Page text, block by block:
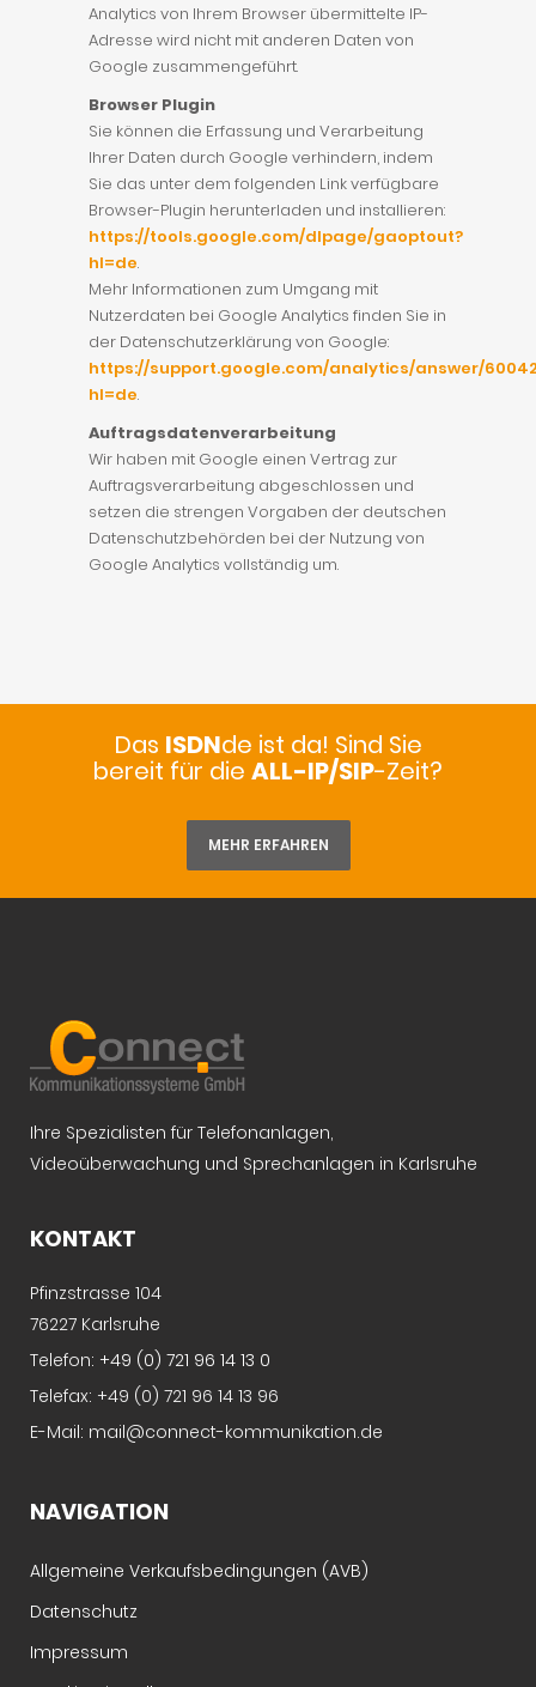
Analytics von Ihrem Browser übermittelte IP-
Adresse wird nicht mit anderen Daten von
Google zusammengeführt.
Browser Plugin
Sie können die Erfassung und Verarbeitung
Ihrer Daten durch Google verhindern, indem
Sie das unter dem folgenden Link verfügbare
Browser-Plugin herunterladen und installieren:
https://tools.google.com/dlpage/gaoptout?
hl=de.
Mehr Informationen zum Umgang mit
Nutzerdaten bei Google Analytics finden Sie in
der Datenschutzerklärung von Google:
https://support.google.com/analytics/answer/
hl=de.
Auftragsdatenverarbeitung
Wir haben mit Google einen Vertrag zur
Auftragsverarbeitung abgeschlossen und
setzen die strengen Vorgaben der deutschen
Datenschutzbehörden bei der Nutzung von
Google Analytics vollständig um.
Das ISDNde ist da! Sind Sie
bereit für die ALL-IP/SIP-Zeit?
MEHR ERFAHREN
Ihre Spezialisten für Telefonanlagen,
Videoüberwachung und Sprechanlagen in Karlsruhe
KONTAKT
Pfinzstrasse 104
76227 Karlsruhe
Telefon: +49 (0) 721 96 14 13 0
Telefax: +49 (0) 721 96 14 13 96
E-Mail: mail@connect-kommunikation.de
NAVIGATION
Allgemeine Verkaufsbedingungen (AVB)
Datenschutz
Impressum